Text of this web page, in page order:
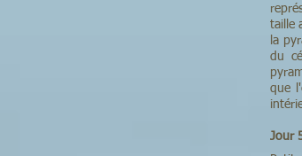
taille
la
du
que
Jour